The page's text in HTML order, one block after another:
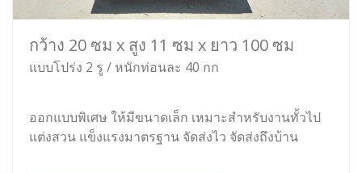
กว้าง 20 ซม x สูง 11 ซม x ยาว 100 ซม
แบบโปร่ง 2 รู / หนักท่อนละ 40 กก
ออกแบบพิเศษ ให้มีขนาดเล็ก เหมาะสำหรับงานทั้วไป
แต่งสวน แข็งแรงมาตรฐาน จัดส่งไว จัดส่งถึงบ้าน